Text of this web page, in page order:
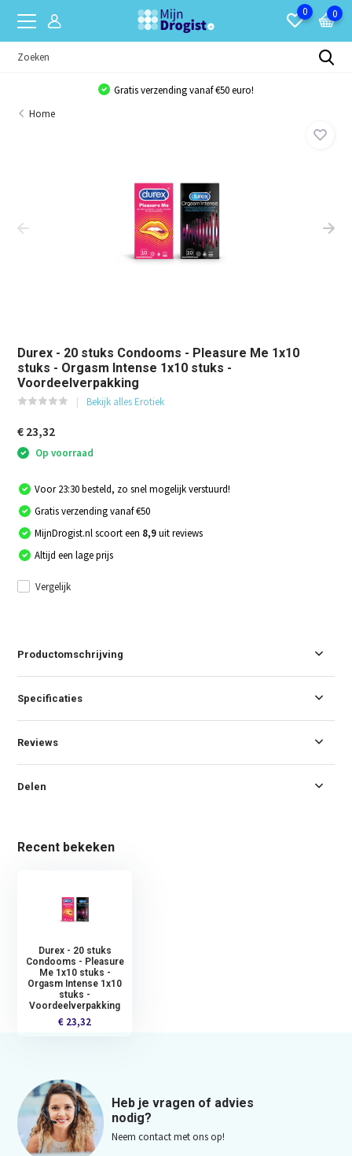
0 0
Gratis verzending vanaf €50 euro!
Home
Durex - 20 stuks Condooms - Pleasure Me 1x10
stuks - Orgasm Intense 1x10 stuks -
Voordeelverpakking
Bekijk alles Erotiek
€ 23,32
Op voorraad
Voor 23:30 besteld, zo snel mogelijk verstuurd!
Gratis verzending vanaf €50
MijnDrogist.nl scoort een 8,9uit reviews
Altijd een lage prijs
Vergelijk
Productomschrijving
Specificaties
Reviews
Delen
Recent bekeken
Durex - 20 stuks
Condooms - Pleasure
Me 1x10 stuks -
Orgasm Intense 1x10
stuks -
Voordeelverpakking
€ 23,32
Heb je vragen of advies
nodig?
Neem contact met ons op!